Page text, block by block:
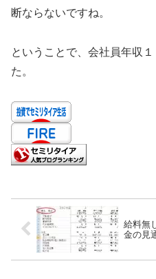
断ならないですね。
ということで、会社員年収
た。
給料無
金の見